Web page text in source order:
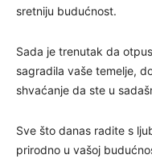
sretniju budućnost.
Sada je trenutak da
sagradila vaše temelje,
shvaćanje da ste u
Sve što danas radite s
prirodno u vašoj